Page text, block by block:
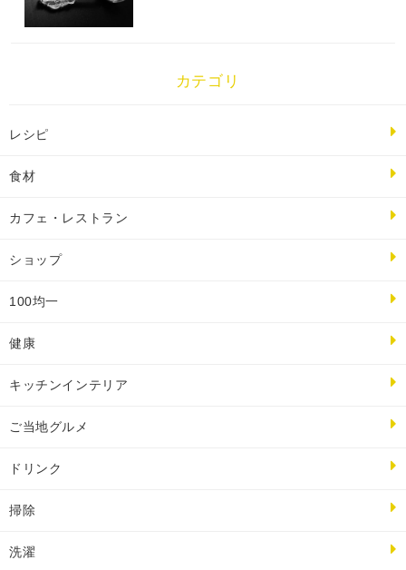
カテゴリ
レシピ
食材
カフェ・レストラン
ショップ
100均一
健康
キッチンインテリア
ご当地グルメ
ドリンク
掃除
洗濯